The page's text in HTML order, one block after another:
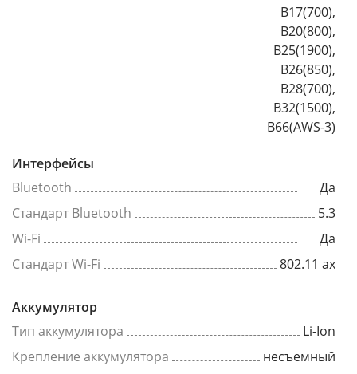
B17(700),
B20(800),
B25(1900),
B26(850),
B28(700),
B32(1500),
B66(AWS-3)
Интерфейсы
Bluetooth
Да
Стандарт Bluetooth
5.3
Wi-Fi
Да
Стандарт Wi-Fi
802.11 ax
Аккумулятор
Тип аккумулятора
Li-Ion
Крепление аккумулятора
несъемный